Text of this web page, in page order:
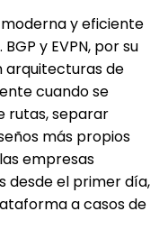
y eficiente
y EVPN, por su
arquitecturas de
cuando se
rutas, separar
más propios
empresas
desde el primer día,
a casos de